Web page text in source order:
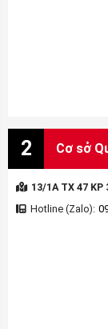
2 Cơ sở
13/1A TX 47 KP
Hotline (Zalo):